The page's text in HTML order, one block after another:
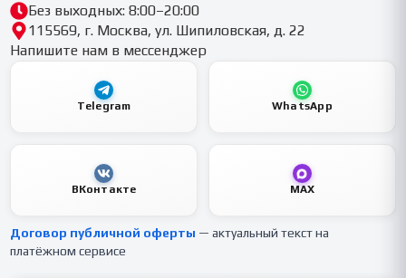
Без выходных: 8:00–20:00
115569, г. Москва, ул. Шипиловская, д. 22
Напишите нам в мессенджер
Telegram WhatsApp
ВКонтакте MAX
Договор публичной оферты — актуальный текст на
платёжном сервисе